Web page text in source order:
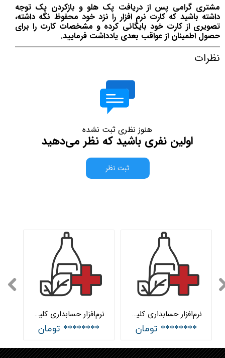
مشتری گرامی پس از دریافت پک هلو و بازکردن پک توجه
داشته باشید که کارت نرم افزار را نزد خود محفوظ نگه داشته،
تصویری از کارت خود بایگانی کرده و مشخصات کارت را برای
حصول اطمینان از عواقب بعدی یادداشت فرمایید.
نظرات
هنوز نظری ثبت نشده
اولین نفری باشید که نظر می‌دهید
ثبت نظر
نرم‌افزار حسابداری کلینیک زیبایی ساده هلو APEX
******** تومان
نرم‌افزار حسابداری کلینیک زیبایی جامع هلو APEX
******** تومان